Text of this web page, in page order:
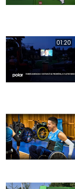
01:20